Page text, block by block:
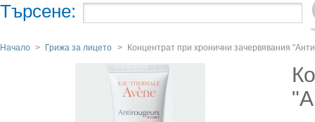
Търсене:
Начало > Грижа за лицето > Концентрат при хронични зачервявания